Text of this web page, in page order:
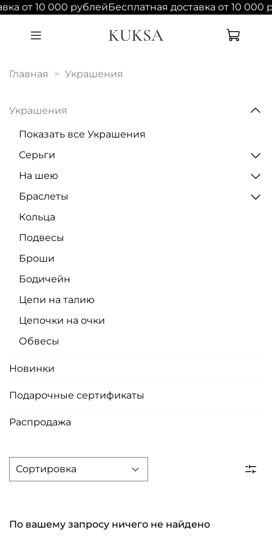
от 10 000 рублейБесплатная доставка от 10 000
Главная Украшения
По вашему запросу ничего не найдено
Украшения
Показать все Украшения
Серьги
На шею
Браслеты
Кольца
Подвесы
Броши
Бодичейн
Цепи на талию
Цепочки на очки
Обвесы
Новинки
Подарочные сертификаты
Распродажа